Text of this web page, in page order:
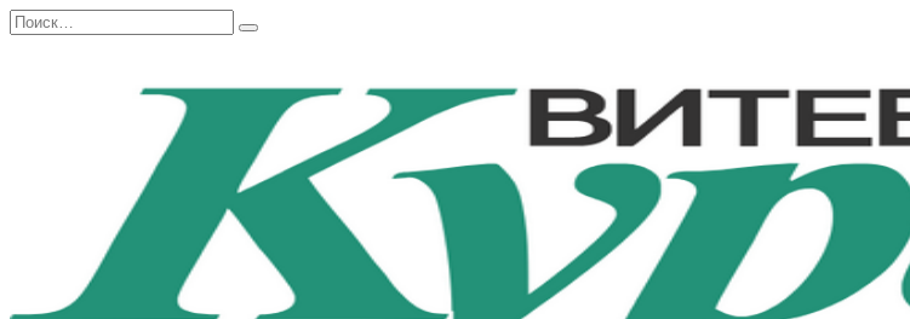
Перейти
к
Search
for: